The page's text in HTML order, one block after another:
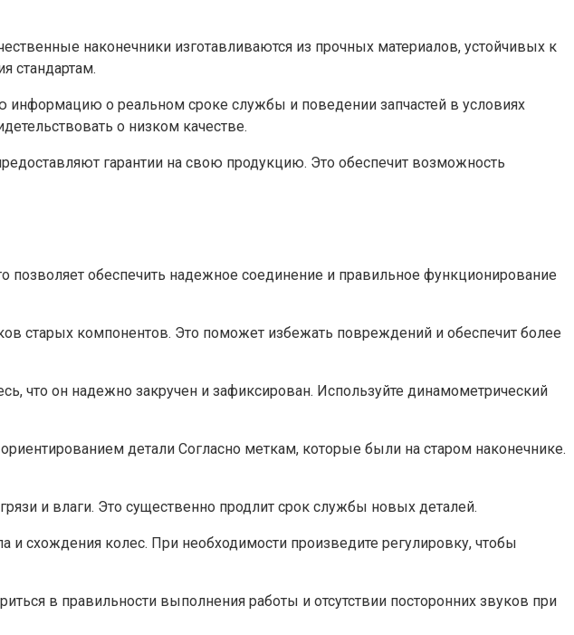
наконечники изготавливаются из прочных материалов, устойчивых к
стандартам.
информацию о реальном сроке службы и поведении запчастей в условиях
о низком качестве.
гарантии на свою продукцию. Это обеспечит возможность
позволяет обеспечить надежное соединение и правильное функционирование
старых компонентов. Это поможет избежать повреждений и обеспечит более
что он надежно закручен и зафиксирован. Используйте динамометрический
детали Согласно меткам, которые были на старом наконечнике.
и влаги. Это существенно продлит срок службы новых деталей.
схождения колес. При необходимости произведите регулировку, чтобы
в правильности выполнения работы и отсутствии посторонних звуков при